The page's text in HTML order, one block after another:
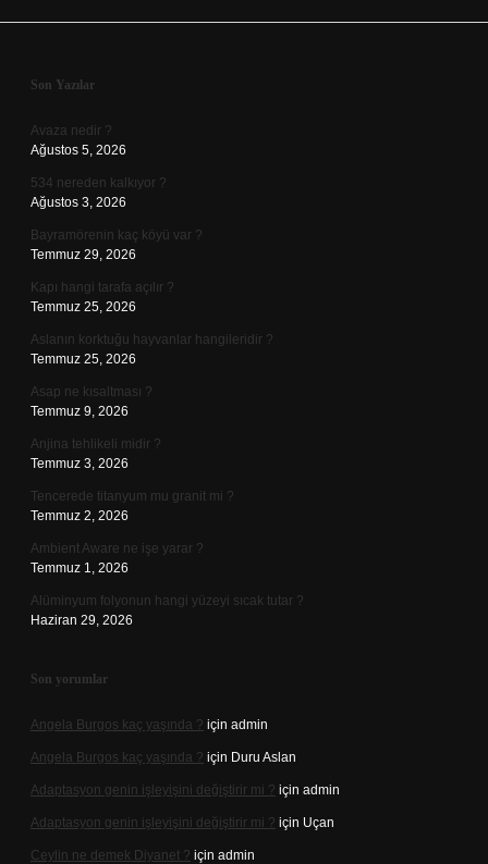
Sidebar
Son Yazılar
Avaza nedir ?
Ağustos 5, 2026
534 nereden kalkıyor ?
Ağustos 3, 2026
Bayramörenin kaç köyü var ?
Temmuz 29, 2026
Kapı hangi tarafa açılır ?
Temmuz 25, 2026
Aslanın korktuğu hayvanlar hangileridir ?
Temmuz 25, 2026
Asap ne kısaltması ?
Temmuz 9, 2026
Anjina tehlikeli midir ?
Temmuz 3, 2026
Tencerede titanyum mu granit mi ?
Temmuz 2, 2026
Ambient Aware ne işe yarar ?
Temmuz 1, 2026
Alüminyum folyonun hangi yüzeyi sıcak tutar ?
Haziran 29, 2026
Son yorumlar
Angela Burgos kaç yaşında ? için admin
Angela Burgos kaç yaşında ? için Duru Aslan
Adaptasyon genin işleyişini değiştirir mi ? için admin
Adaptasyon genin işleyişini değiştirir mi ? için Uçan
Ceylin ne demek Diyanet ? için admin